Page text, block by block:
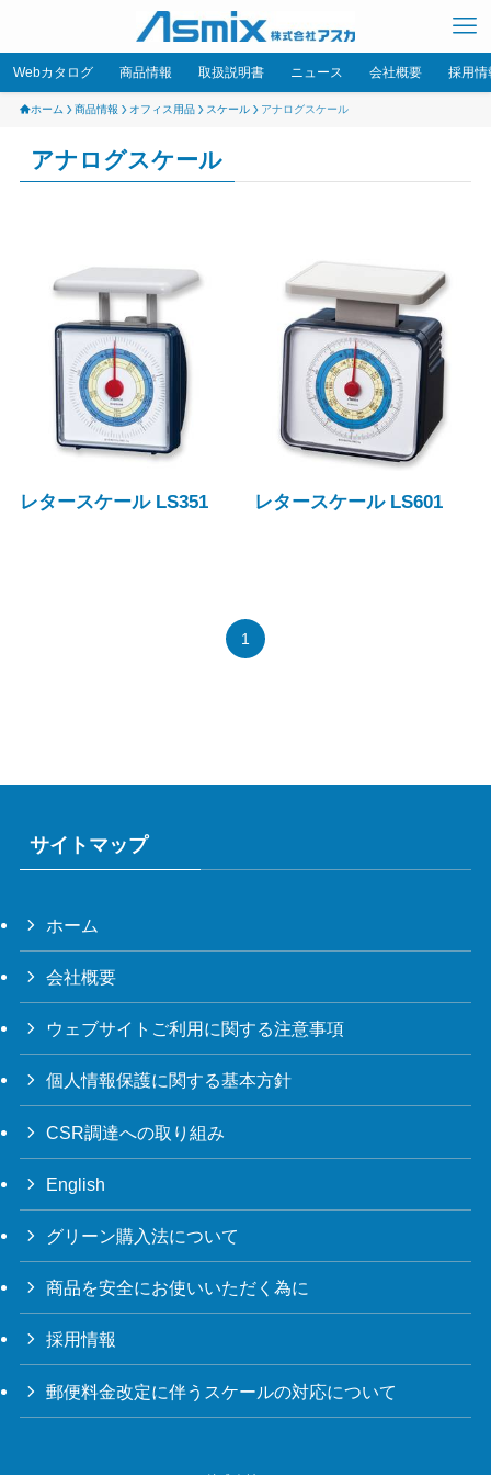
Webカタログ 商品情報 取扱説明書 ニュース 会社概要 採用情
ホーム 商品情報 オフィス用品 スケール アナログスケール
アナログスケール
レタースケール LS351 レタースケール LS601
1
サイトマップ
ホーム
会社概要
ウェブサイトご利用に関する注意事項
個人情報保護に関する基本方針
CSR調達への取り組み
English
グリーン購入法について
商品を安全にお使いいただく為に
採用情報
郵便料金改定に伴うスケールの対応について